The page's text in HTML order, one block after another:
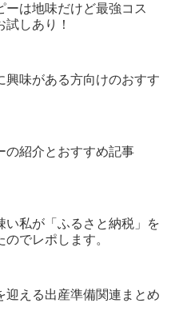
ーは地味だけど最強コス
試しあり！
興味がある方向けのおすす
の紹介とおすすめ記事
い私が「ふるさと納税」を
のでレポします。
迎える出産準備関連まとめ